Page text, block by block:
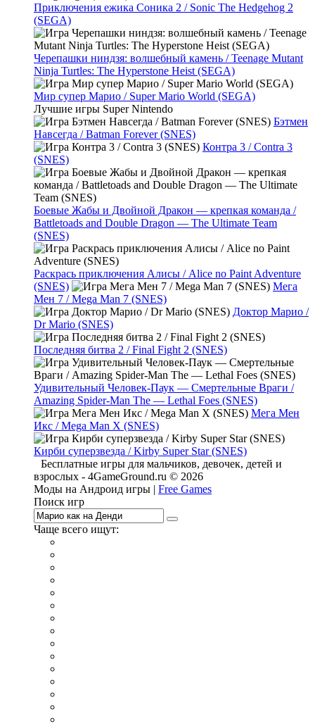
Приключения ежика Соника 2 / Sonic The Hedgehog 2
(SEGA)
Черепашки ниндзя: волшебный камень / Teenage Mutant
Ninja Turtles: The Hyperstone Heist (SEGA)
Мир супер Марио / Super Mario World (SEGA)
Лучшие игры Super Nintendo
Бэтмен
Навсегда / Batman Forever (SNES)
Контра 3 / Contra 3
(SNES)
Боевые Жабы и Двойной Дракон — крепкая команда /
Battletoads and Double Dragon — The Ultimate Team
(SNES)
Раскрась приключения Алисы / Alice no Paint Adventure
(SNES)
Мега
Мен 7 / Mega Man 7 (SNES)
Доктор Марио /
Dr Mario (SNES)
Последняя битва 2 / Final Fight 2 (SNES)
Удивительный Человек-Паук — Смертельные Враги /
Amazing Spider-Man The — Lethal Foes (SNES)
Мега Мен
Икс / Mega Man X (SNES)
Кирби суперзвезда / Kirby Super Star (SNES)
Бесплатные игры для мальчиков, девочек, детей и
взрослых - 4GameGround.ru © 2026
Моды на Андроид игры | Free Games
Поиск игр
Чаще всего ищут: